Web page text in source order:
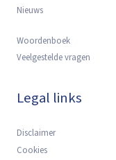
Nieuws
Woordenboek
Veelgestelde vragen
Legal links
Disclaimer
Cookies